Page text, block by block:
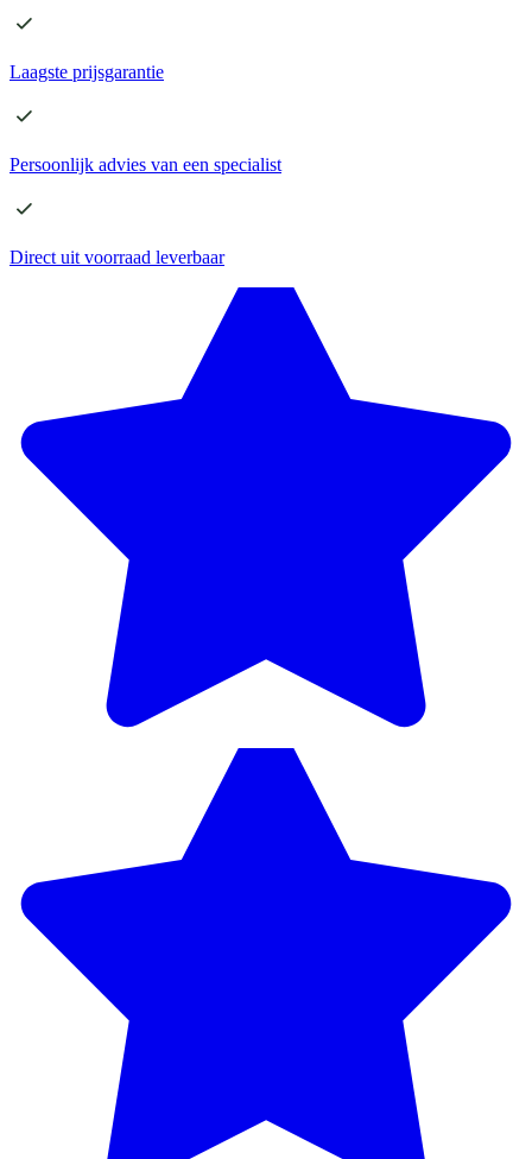
Laagste prijsgarantie
Persoonlijk advies van een specialist
Direct uit voorraad leverbaar